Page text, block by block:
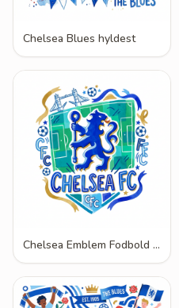
Chelsea Blues hyldest
Chelsea Emblem Fodbold Stadion